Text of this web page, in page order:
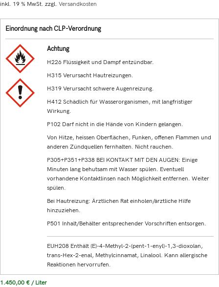
inkl. 19 % MwSt. zzgl. Versandkosten
Einordnung nach CLP-Verordnung
Achtung
H226 Flüssigkeit und Dampf entzündbar.
H315 Verursacht Hautreizungen.
H319 Verursacht schwere Augenreizung.
H412 Schädlich für Wasserorganismen, mit langfristiger
Wirkung.
P102 Darf nicht in die Hände von Kindern gelangen.
Von Hitze, heissen Oberflächen, Funken, offenen Flammen und
anderen Zündquellen fernhalten. Nicht rauchen.
P305+P351+P338 BEI KONTAKT MIT DEN AUGEN: Einige
Minuten lang behutsam mit Wasser spülen. Eventuell
vorhandene Kontaktlinsen nach Möglichkeit entfernen. Weiter
spülen.
Bei Hautreizung: Ärztlichen Rat einholen/ärztliche Hilfe
hinzuziehen.
P501 Inhalt/Behälter entsprechender Vorschriften entsorgen.
EUH208 Enthält (E)-4-Methyl-2-(pent-1-enyl)-1,3-dioxolan,
trans-Hex-2-enal, Methylcinnamat, Linalool. Kann allergische
Reaktionen hervorrufen.
1.450,00 € / Liter